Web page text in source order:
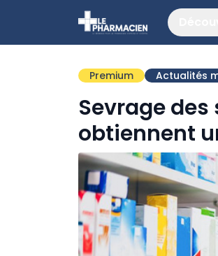
Premium Actualités
Sevrage
obtiennent